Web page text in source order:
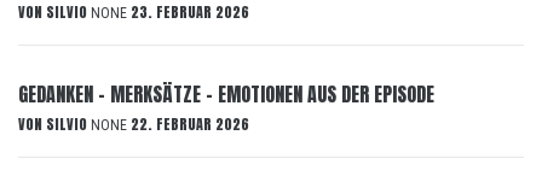
VON SILVIO NONE 23. FEBRUAR 2026
GEDANKEN – MERKSÄTZE – EMOTIONEN AUS DER EPISODE
VON SILVIO NONE 22. FEBRUAR 2026